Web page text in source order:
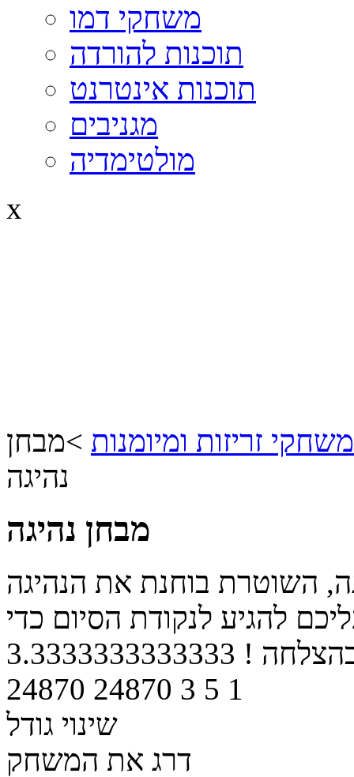
משחקי דמו
תוכנות להורדה
תוכנות אינטרנט
מגניבים
מולטימדיה
x
משחקי זריזות ומיומנות >מבחן
נהיגה
מבחן נהיגה
השוטרת בוחנת את הנהיגה
להגיע לנקודת הסיום כדי
בהצלחה ! 3.3333333333333
24870 24870 3 5 1
שינוי גודל
דרג את המשחק